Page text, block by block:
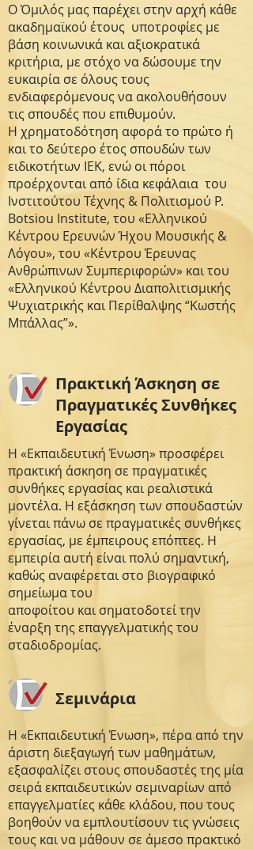
Ο Όμιλός μας παρέχει στην αρχή κάθε
ακαδημαϊκού έτους υποτροφίες με
βάση κοινωνικά και αξιοκρατικά
κριτήρια, με στόχο να δώσουμε την
ευκαιρία σε όλους τους
ενδιαφερόμενους να ακολουθήσουν
τις σπουδές που επιθυμούν.
Η χρηματοδότηση αφορά το πρώτο ή
και το δεύτερο έτος σπουδών των
ειδικοτήτων ΙΕΚ, ενώ οι πόροι
προέρχονται από ίδια κεφάλαια του
Ινστιτούτου Τέχνης & Πολιτισμού P.
Botsiou Institute, του «Ελληνικού
Κέντρου Ερευνών Ήχου Μουσικής &
Λόγου», του «Κέντρου Έρευνας
Ανθρώπινων Συμπεριφορών» και του
«Ελληνικού Κέντρου Διαπολιτισμικής
Ψυχιατρικής και Περίθαλψης “Κωστής
Μπάλλας”».
Πρακτική Άσκηση σε
Πραγματικές Συνθήκες
Εργασίας
Η «Εκπαιδευτική Ένωση» προσφέρει
πρακτική άσκηση σε πραγματικές
συνθήκες εργασίας και ρεαλιστικά
μοντέλα. Η εξάσκηση των σπουδαστών
γίνεται πάνω σε πραγματικές συνθήκες
εργασίας, με έμπειρους επόπτες. Η
εμπειρία αυτή είναι πολύ σημαντική,
καθώς αναφέρεται στο βιογραφικό
σημείωμα του
αποφοίτου και σηματοδοτεί την
έναρξη της επαγγελματικής του
σταδιοδρομίας.
Σεμινάρια
Η «Εκπαιδευτική Ένωση», πέρα από την
άριστη διεξαγωγή των μαθημάτων,
εξασφαλίζει στους σπουδαστές της μία
σειρά εκπαιδευτικών σεμιναρίων από
επαγγελματίες κάθε κλάδου, που τους
βοηθούν να εμπλουτίσουν τις γνώσεις
τους και να μάθουν σε άμεσο πρακτικό